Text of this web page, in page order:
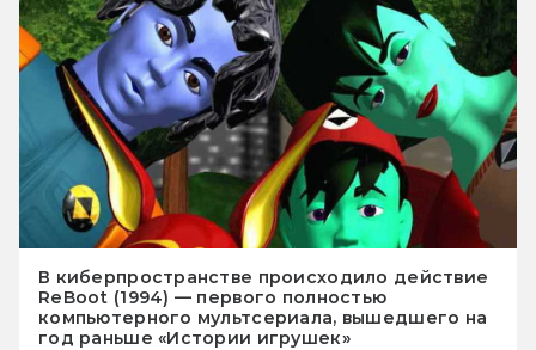
В киберпространстве происходило действие
ReBoot (1994) — первого полностью
компьютерного мультсериала, вышедшего на
год раньше «Истории игрушек»